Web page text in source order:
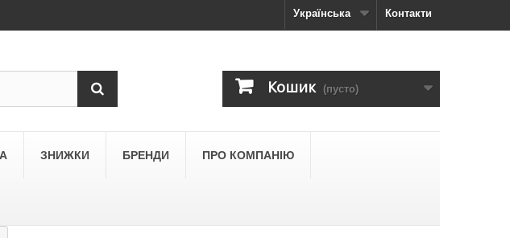
Контакти
Українська
Кошик (пусто)
ЗНИЖКИ БРЕНДИ ПРО КОМПАНІЮ